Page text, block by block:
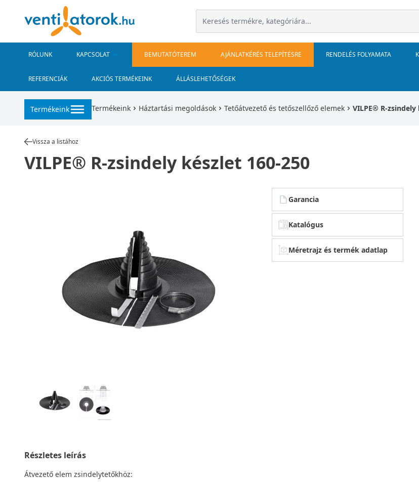
RÓLUNK KAPCSOLAT BEMUTATÓTEREM AJÁNLATKÉRÉS TELEPÍTÉSRE RENDELÉS FOLYAMATA
REFERENCIÁK AKCIÓS TERMÉKEINK ÁLLÁSLEHETŐSÉGEK
Termékeink Termékeink Háztartási megoldások Tetőátvezető és tetőszellőző elemek VILPE® R-zsindely
Vissza a listához
VILPE® R-zsindely készlet 160-250
Garancia
Katalógus
Méretrajz és termék adatlap
Részletes leírás
Átvezető elem zsindelytetőkhöz: